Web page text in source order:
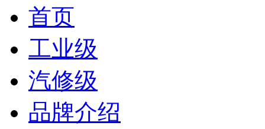
首页
工业级
汽修级
品牌介绍